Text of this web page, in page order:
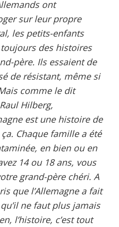
ont
sur leur propre
les petits-enfants
des histoires
père. Ils essaient de
de résistant, même si
comme le dit
Hilberg,
est une histoire de
Chaque famille a été
en bien ou en
14 ou 18 ans, vous
grand-père chéri. A
que l’Allemagne a fait
ne faut plus jamais
l’histoire, c’est tout